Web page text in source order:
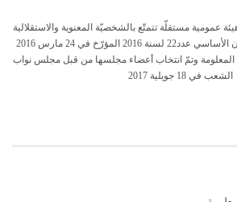
عمومية مستقلّة تتمتّع بالشخصيّة المعنوية والاستقلالية
المالية أحدثت بموجب القانون الأساسي عدد22 لسنة 2016 المؤرّخ في 24 مارس 2016
المعلومة وتمّ انتخاب أعضاء مجلسها من قبل مجلس نواب
الشعب في 18 جويلية 2017